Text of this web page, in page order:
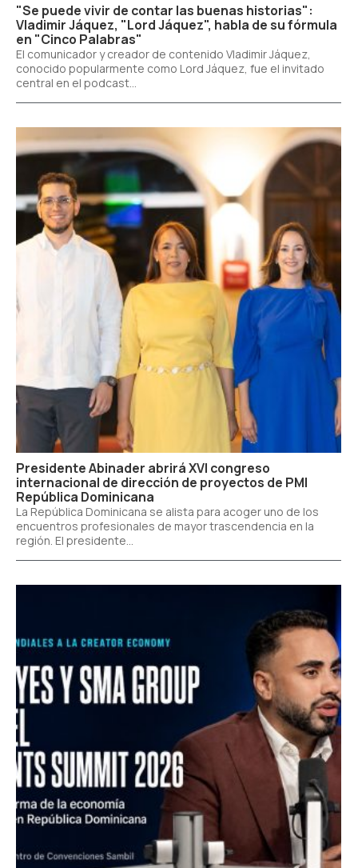
"Se puede vivir de contar las buenas historias":
Vladimir Jáquez, "Lord Jáquez", habla de su fórmula
en "Cinco Palabras"
El comunicador y creador de contenido Vladimir Jáquez,
conocido popularmente como Lord Jáquez, fue el invitado
central en el podcast...
Presidente Abinader abrirá XVI congreso
internacional de dirección de proyectos de PMI
República Dominicana
La República Dominicana se alista para acoger uno de los
encuentros profesionales de mayor trascendencia en la
región. El presidente...